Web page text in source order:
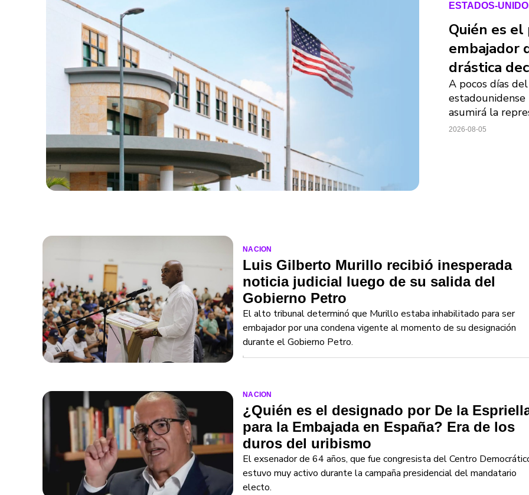
ESTADOS-
Quién es
embajador
drástica
A pocos días
asumirá la
2026-08-05
NACION
Luis Gilberto Murillo recibió inesperada
noticia judicial luego de su salida del
Gobierno Petro
El alto tribunal determinó que Murillo estaba inhabilitado para ser
embajador por una condena vigente al momento de su designación
durante el Gobierno Petro.
NACION
¿Quién es el designado por De la
para la Embajada en España? Era de los
duros del uribismo
El exsenador de 64 años, que fue congresista del Centro
estuvo muy activo durante la campaña presidencial del mandatario
electo.